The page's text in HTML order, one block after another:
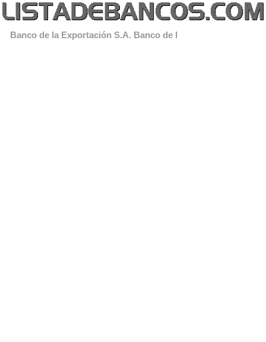
Banco de la Exportación S.A. Banco de l